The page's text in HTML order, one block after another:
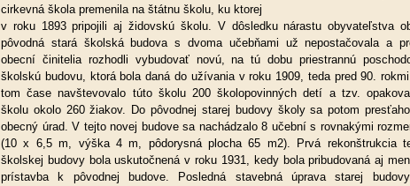
cirkevná škola premenila na štátnu školu, ku ktorej
v roku 1893 pripojili aj židovskú školu. V dôsledku nárastu obyvateľstva
pôvodná stará školská budova s dvoma učebňami už nepostačovala a
obecní činitelia rozhodli vybudovať novú, na tú dobu priestrannú
školskú budovu, ktorá bola daná do užívania v roku 1909, teda pred 90.
tom čase navštevovalo túto školu 200 školopovinných detí a tzv.
školu okolo 260 žiakov. Do pôvodnej starej budovy školy sa potom
obecný úrad. V tejto novej budove sa nachádzalo 8 učební s rovnakými
(10 x 6,5 m, výška 4 m, pôdorysná plocha 65 m2). Prvá rekonštrukcia
školskej budovy bola uskutočnená v roku 1931, kedy bola pribudovaná aj
prístavba k pôvodnej budove. Posledná stavebná úprava starej